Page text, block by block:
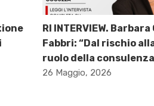
RI INTERVIEW.
Fabbri: “Dal rischio
ruolo della
26 Maggio, 2026